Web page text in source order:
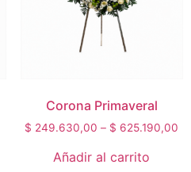
Corona Primaveral
$ 249.630,00 – $ 625.190,00
Añadir al carrito